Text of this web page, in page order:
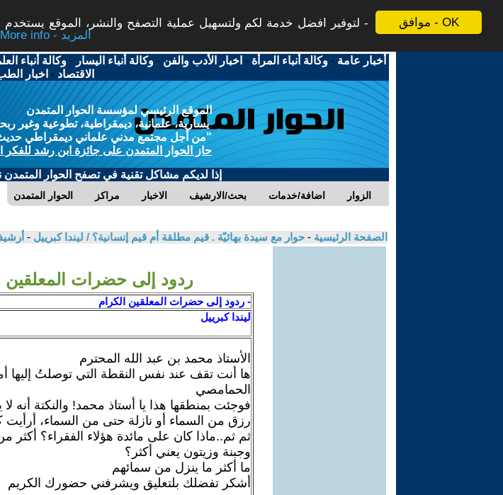
موافق - OK
لتوفير افضل خدمة لكم ولتسهيل عملية التصفح والنشر، الموقع
More info - المزيد
أخبار عامة -وكالة أنباء المرأة - اخبار الأدب والفن -وكالة أنباء اليسار -وكالة أنباء
الاقتصاد - اخبار
الموقع الرئيسي لمؤسسة الحوار المتمدن
يسارية، علمانية، ديمقراطية، تطوعية وغير
"من أجل مجتمع مدني علماني ديمقراطي حديث
حاز الحوار المتمدن على جائزة ابن رشد للفكر
إذا لديكم مشاكل تقنية في تصفح الحوار المتمدن
الحوار المتمدن مراكز الاخبار بحث/الارشيف اضافة/خدمات الزوار
الصفحة الرئيسية - حوار مع سيدة بهائيّة . قيم مطلقة أم قيم إنسانية؟ / ليندا كبرييل -
ردود إلى حضرات المعلقين
- ردود إلى حضرات المعلقين الكرام
ليندا كبرييل
الأستاذ محمد بن عبد الله المحترم
ها أنت تقف عند نفس النقطة التي توصلتُ إليها
الحمامصي
فوجئت بمنطقها هذا يا أستاذ محمد! والنكتة أنه لا
رزق من السماء أو نازلة حتى من السماء، أرأيت
ثم ثم..ماذا كان على مائدة هؤلاء الفقراء؟ أكثر
وجبنة وزيتون يعني أكثر؟
ما أكثر ما ينزل من سمائهم
أشكر تفضلك بلتعليق ويشرفني حضورك الكريم